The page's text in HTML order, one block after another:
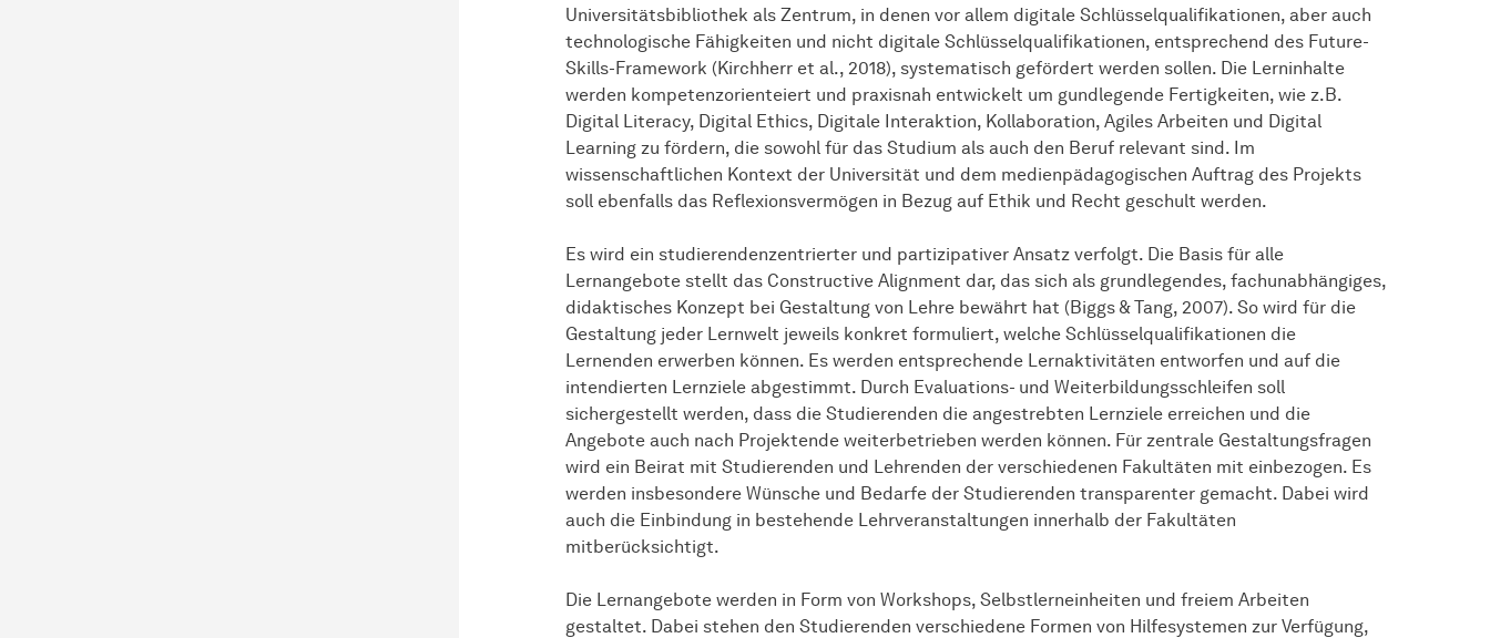
Universitätsbibliothek als Zentrum, in denen vor allem digitale Schlüsselqualifikationen, aber auch
technologische Fähigkeiten und nicht digitale Schlüsselqualifikationen, entsprechend des Future-
Skills-Framework (Kirchherr et al., 2018), systematisch gefördert werden sollen. Die Lerninhalte
werden kompetenzorienteiert und praxisnah entwickelt um gundlegende Fertigkeiten, wie z.B.
Digital Literacy, Digital Ethics, Digitale Interaktion, Kollaboration, Agiles Arbeiten und Digital
Learning zu fördern, die sowohl für das Studium als auch den Beruf relevant sind. Im
wissenschaftlichen Kontext der Universität und dem medienpädagogischen Auftrag des Projekts
soll ebenfalls das Reflexionsvermögen in Bezug auf Ethik und Recht geschult werden.
Es wird ein studierendenzentrierter und partizipativer Ansatz verfolgt. Die Basis für alle
Lernangebote stellt das Constructive Alignment dar, das sich als grundlegendes, fachunabhängiges,
didaktisches Konzept bei Gestaltung von Lehre bewährt hat (Biggs & Tang, 2007). So wird für die
Gestaltung jeder Lernwelt jeweils konkret formuliert, welche Schlüsselqualifikationen die
Lernenden erwerben können. Es werden entsprechende Lernaktivitäten entworfen und auf die
intendierten Lernziele abgestimmt. Durch Evaluations- und Weiterbildungsschleifen soll
sichergestellt werden, dass die Studierenden die angestrebten Lernziele erreichen und die
Angebote auch nach Projektende weiterbetrieben werden können. Für zentrale Gestaltungsfragen
wird ein Beirat mit Studierenden und Lehrenden der verschiedenen Fakultäten mit einbezogen. Es
werden insbesondere Wünsche und Bedarfe der Studierenden transparenter gemacht. Dabei wird
auch die Einbindung in bestehende Lehrveranstaltungen innerhalb der Fakultäten
mitberücksichtigt.
Die Lernangebote werden in Form von Workshops, Selbstlerneinheiten und freiem Arbeiten
gestaltet. Dabei stehen den Studierenden verschiedene Formen von Hilfesystemen zur Verfügung,